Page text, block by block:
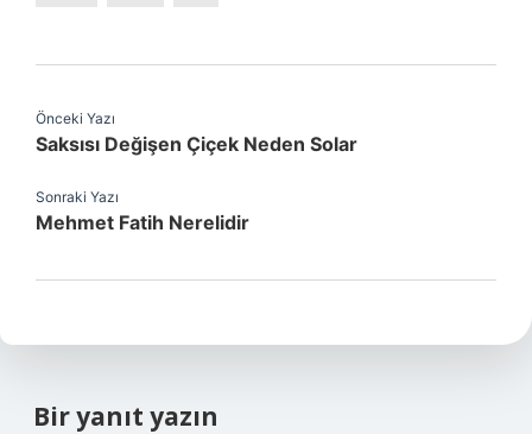
Önceki Yazı
Saksısı Değişen Çiçek Neden Solar
Sonraki Yazı
Mehmet Fatih Nerelidir
Bir yanıt yazın